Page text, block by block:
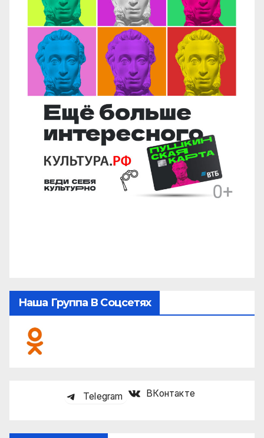
Наша Группа В Соцсетях
Telegram ВКонтакте